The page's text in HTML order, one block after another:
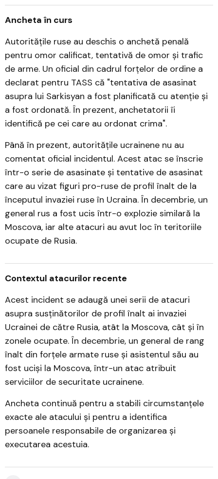
Ancheta în curs
Autoritățile ruse au deschis o anchetă penală
pentru omor calificat, tentativă de omor și trafic
de arme. Un oficial din cadrul forțelor de ordine a
declarat pentru TASS că "tentativa de asasinat
asupra lui Sarkisyan a fost planificată cu atenție și
a fost ordonată. În prezent, anchetatorii îi
identifică pe cei care au ordonat crima".
Până în prezent, autoritățile ucrainene nu au
comentat oficial incidentul. Acest atac se înscrie
într-o serie de asasinate și tentative de asasinat
care au vizat figuri pro-ruse de profil înalt de la
începutul invaziei ruse în Ucraina. În decembrie, un
general rus a fost ucis într-o explozie similară la
Moscova, iar alte atacuri au avut loc în teritoriile
ocupate de Rusia.
Contextul atacurilor recente
Acest incident se adaugă unei serii de atacuri
asupra susținătorilor de profil înalt ai invaziei
Ucrainei de către Rusia, atât la Moscova, cât și în
zonele ocupate. În decembrie, un general de rang
înalt din forțele armate ruse și asistentul său au
fost uciși la Moscova, într-un atac atribuit
serviciilor de securitate ucrainene.
Ancheta continuă pentru a stabili circumstanțele
exacte ale atacului și pentru a identifica
persoanele responsabile de organizarea și
executarea acestuia.